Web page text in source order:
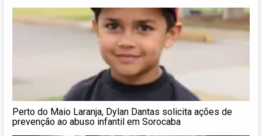
Perto do Maio Laranja, Dylan Dantas solicita ações de
prevenção ao abuso infantil em Sorocaba